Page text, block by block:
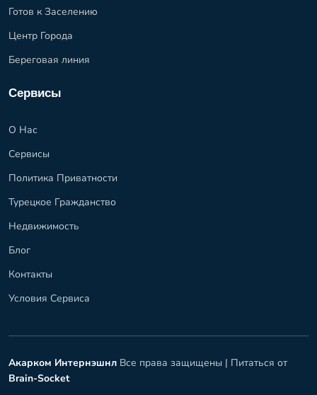
Готов к Заселению
Центр Города
Береговая линия
Сервисы
О Нас
Сервисы
Политика Приватности
Турецкое Гражданство
Недвижимость
Блог
Контакты
Условия Сервиса
Акарком Интернэшнл Все права защищены | Питаться от
Brain-Socket